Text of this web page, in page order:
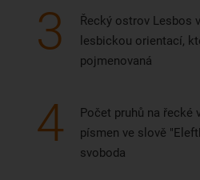
3
Řecký ostrov Lesbos
lesbickou orientací,
pojmenovaná
4
Počet pruhů na řecké
písmen ve slově
svoboda